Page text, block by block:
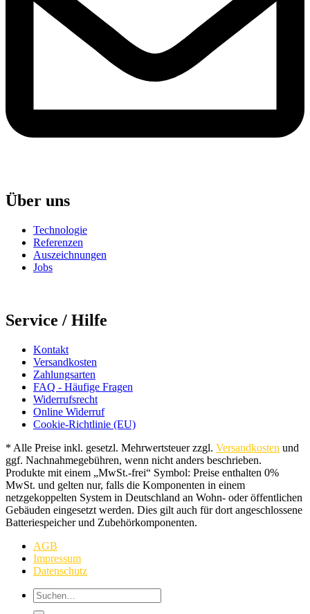
Über uns
Technologie
Referenzen
Auszeichnungen
Jobs
Service / Hilfe
Kontakt
Versandkosten
Zahlungsarten
FAQ - Häufige Fragen
Widerrufsrecht
Online Widerruf
Cookie-Richtlinie (EU)
* Alle Preise inkl. gesetzl. Mehrwertsteuer zzgl. Versandkosten und
ggf. Nachnahmegebühren, wenn nicht anders beschrieben.
Produkte mit einem „MwSt.-frei“ Symbol: Preise enthalten 0%
MwSt. und gelten nur, falls die Komponenten in einem
netzgekoppelten System in Deutschland an Wohn- oder öffentlichen
Gebäuden eingesetzt werden. Dies gilt auch für dort angeschlossene
Batteriespeicher und Zubehörkomponenten.
AGB
Impressum
Datenschutz
Suchen
nach: